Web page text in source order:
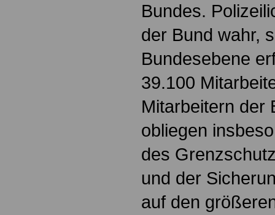
Bundes.
der Bund wahr,
Bundesebene
39.100
Mitarbeitern der
obliegen
des
und der
auf den